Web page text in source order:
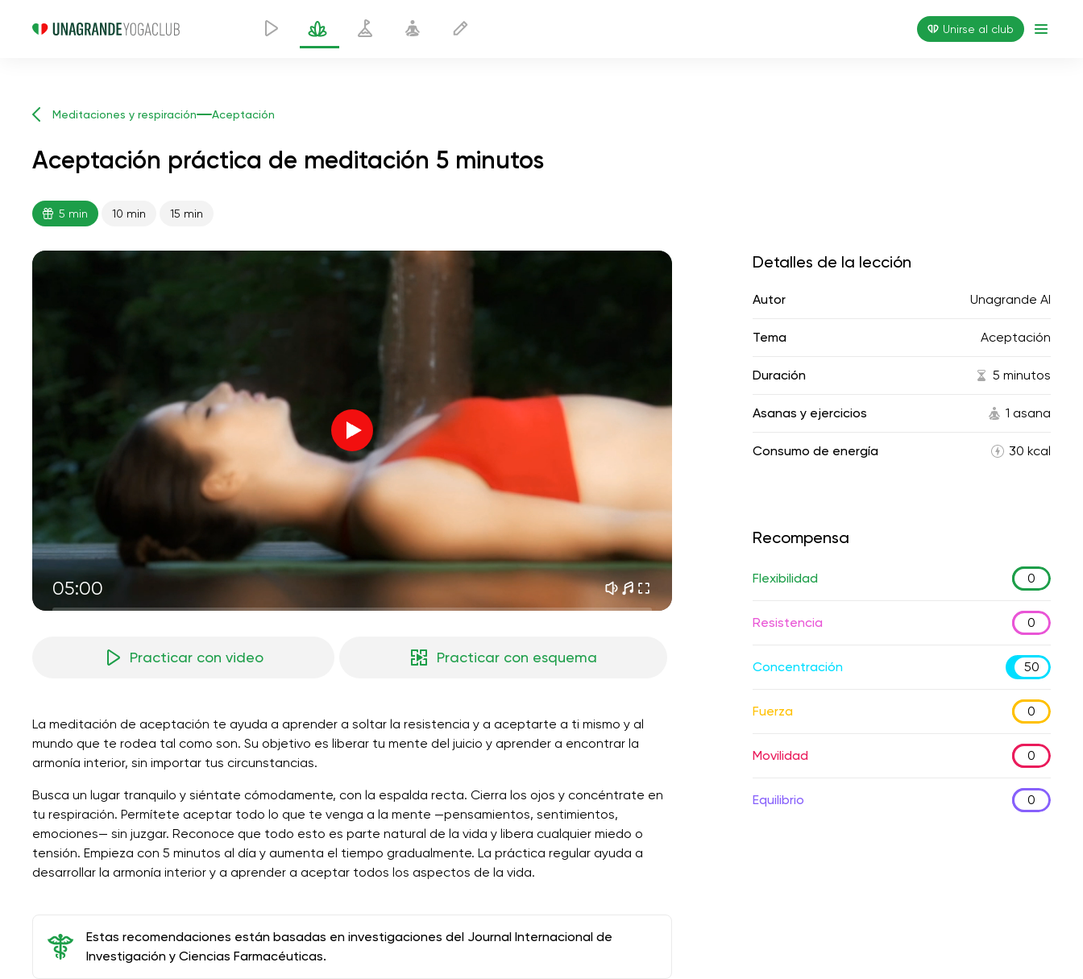
Unirse al club
Meditaciones y respiración Aceptación
Aceptación práctica de meditación 5 minutos
5 min 10 min 15 min
05:00
Música
paz interior
frescura del bosque
lluvia de verano
silencio de montaña
brisa marina 02:00
la voz del viento 02:00
bosque de primavera
Practicar con video Practicar con esquema
La meditación de aceptación te ayuda a aprender a soltar la resistencia y a aceptarte a ti mismo y al
mundo que te rodea tal como son. Su objetivo es liberar tu mente del juicio y aprender a encontrar la
armonía interior, sin importar tus circunstancias.
Busca un lugar tranquilo y siéntate cómodamente, con la espalda recta. Cierra los ojos y concéntrate en
tu respiración. Permítete aceptar todo lo que te venga a la mente —pensamientos, sentimientos,
emociones— sin juzgar. Reconoce que todo esto es parte natural de la vida y libera cualquier miedo o
tensión. Empieza con 5 minutos al día y aumenta el tiempo gradualmente. La práctica regular ayuda a
desarrollar la armonía interior y a aprender a aceptar todos los aspectos de la vida.
Estas recomendaciones están basadas en investigaciones del Journal Internacional de
Investigación y Ciencias Farmacéuticas.
Detalles de la lección
Autor Unagrande AI
Tema Aceptación
Duración 5 minutos
Asanas y ejercicios 1 asana
Consumo de energía 30 kcal
Recompensa
Flexibilidad 0
Resistencia 0
Concentración 50
Fuerza 0
Movilidad 0
Equilibrio 0